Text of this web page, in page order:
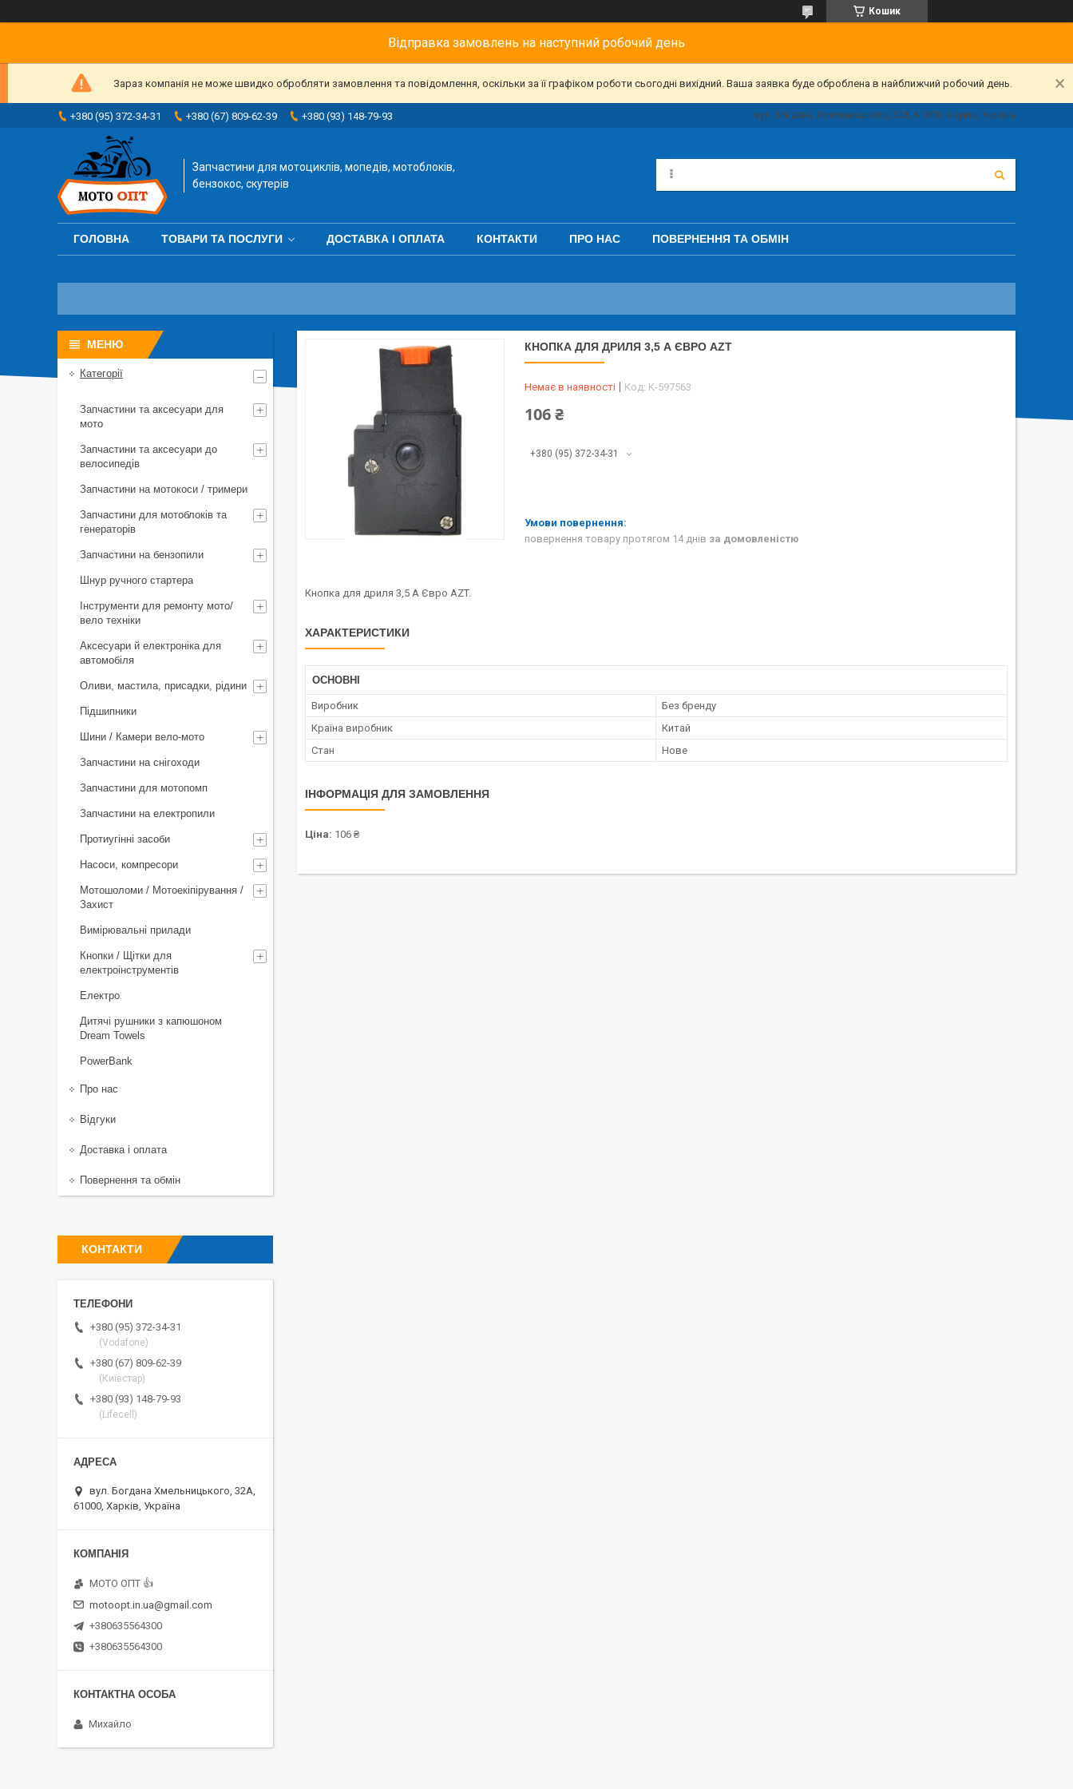
Кошик
Відправка замовлень на наступний робочий день
Зараз компанія не може швидко обробляти замовлення та повідомлення, оскільки за її графіком роботи сьогодні вихідний. Ваша заявка буде оброблена в найближчий робочий день.
+380 (95) 372-34-31 +380 (67) 809-62-39 +380 (93) 148-79-93 вул. Богдана Хмельницького, 32А, 61000, Харків, Україна
Запчастини для мотоциклів, мопедів, мотоблоків,
бензокос, скутерів
ГОЛОВНА ТОВАРИ ТА ПОСЛУГИ ДОСТАВКА І ОПЛАТА КОНТАКТИ ПРО НАС ПОВЕРНЕННЯ ТА ОБМІН
КНОПКА ДЛЯ ДРИЛЯ 3,5 А ЄВРО AZT
Немає в наявності Код: K-597563
106 ₴
+380 (95) 372-34-31
повернення товару протягом 14 днів за домовленістю
Кнопка для дриля 3,5 А Євро AZT.
ХАРАКТЕРИСТИКИ
ОСНОВНІ
Виробник
Без бренду
Країна виробник
Китай
Стан
Нове
ІНФОРМАЦІЯ ДЛЯ ЗАМОВЛЕННЯ
Ціна: 106 ₴
Категорії
Запчастини та аксесуари для
мото
Запчастини та аксесуари до
велосипедів
Запчастини на мотокоси / тримери
Запчастини для мотоблоків та
генераторів
Запчастини на бензопили
Шнур ручного стартера
Інструменти для ремонту мото/
вело техніки
Аксесуари й електроніка для
автомобіля
Оливи, мастила, присадки, рідини
Підшипники
Шини / Камери вело-мото
Запчастини на снігоходи
Запчастини для мотопомп
Запчастини на електропили
Протиугінні засоби
Насоси, компресори
Мотошоломи / Мотоекіпірування /
Захист
Вимірювальні прилади
Кнопки / Щітки для
електроінструментів
Електро
Дитячі рушники з капюшоном
Dream Towels
PowerBank
Про нас
Відгуки
Доставка і оплата
Повернення та обмін
КОНТАКТИ
+380 (95) 372-34-31
(Vodafone)
+380 (67) 809-62-39
(Київстар)
+380 (93) 148-79-93
(Lifecell)
вул. Богдана Хмельницького, 32А,
61000, Харків, Україна
MOTO OПT 👍
motoopt.in.ua@gmail.com
+380635564300
+380635564300
Михайло